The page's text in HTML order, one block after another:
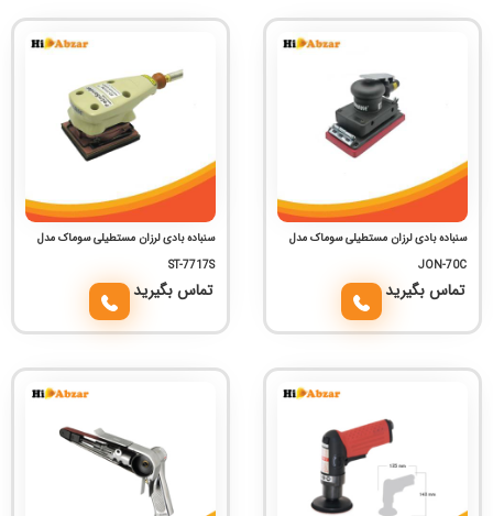
سنباده بادی لرزان مستطیلی سوماک مدل
JON-70C
تماس بگیرید
سنباده بادی لرزان مستطیلی سوماک مدل
ST-7717S
تماس بگیرید